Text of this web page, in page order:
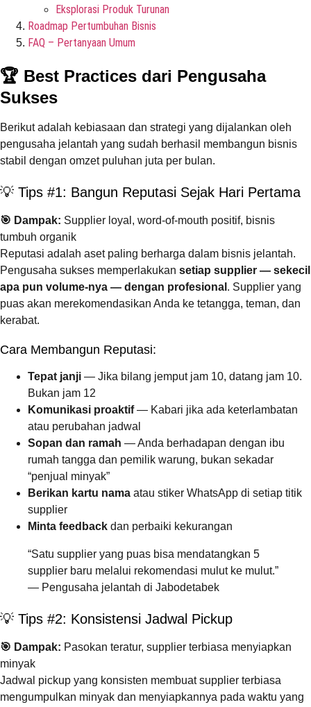
Eksplorasi Produk Turunan
Roadmap Pertumbuhan Bisnis
FAQ – Pertanyaan Umum
🏆 Best Practices dari Pengusaha
Sukses
Berikut adalah kebiasaan dan strategi yang dijalankan oleh
pengusaha jelantah yang sudah berhasil membangun bisnis
stabil dengan omzet puluhan juta per bulan.
💡 Tips #1: Bangun Reputasi Sejak Hari Pertama
🎯 Dampak: Supplier loyal, word-of-mouth positif, bisnis
tumbuh organik
Reputasi adalah aset paling berharga dalam bisnis jelantah.
Pengusaha sukses memperlakukan setiap supplier — sekecil
apa pun volume-nya — dengan profesional . Supplier yang
puas akan merekomendasikan Anda ke tetangga, teman, dan
kerabat.
Cara Membangun Reputasi:
Tepat janji — Jika bilang jemput jam 10, datang jam 10.
Bukan jam 12
Komunikasi proaktif— Kabari jika ada keterlambatan
atau perubahan jadwal
Sopan dan ramah — Anda berhadapan dengan ibu
rumah tangga dan pemilik warung, bukan sekadar
“penjual minyak”
Berikan kartu nama atau stiker WhatsApp di setiap titik
supplier
Minta feedback dan perbaiki kekurangan
“Satu supplier yang puas bisa mendatangkan 5
supplier baru melalui rekomendasi mulut ke mulut.”
— Pengusaha jelantah di Jabodetabek
💡 Tips #2: Konsistensi Jadwal Pickup
🎯 Dampak: Pasokan teratur, supplier terbiasa menyiapkan
minyak
Jadwal pickup yang konsisten membuat supplier terbiasa
mengumpulkan minyak dan menyiapkannya pada waktu yang